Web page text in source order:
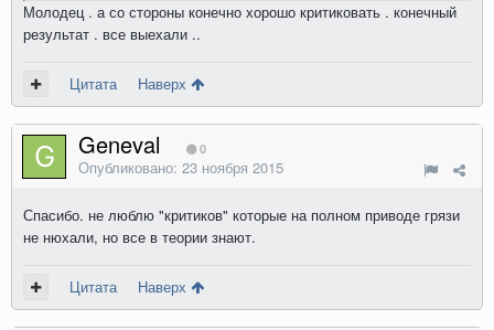
Молодец . а со стороны конечно хорошо критиковать . конечный
результат . все выехали ..
Цитата Наверх
Geneval 0
Опубликовано: 23 ноября 2015
Спасибо. не люблю "критиков" которые на полном приводе грязи
не нюхали, но все в теории знают.
Цитата Наверх